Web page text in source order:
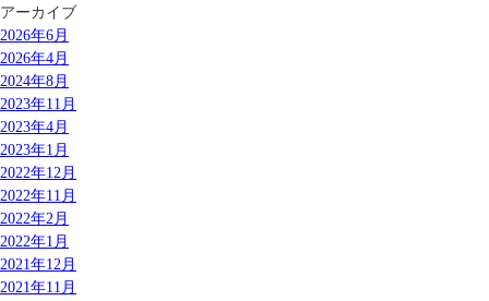
アーカイブ
2026年6月
2026年4月
2024年8月
2023年11月
2023年4月
2023年1月
2022年12月
2022年11月
2022年2月
2022年1月
2021年12月
2021年11月